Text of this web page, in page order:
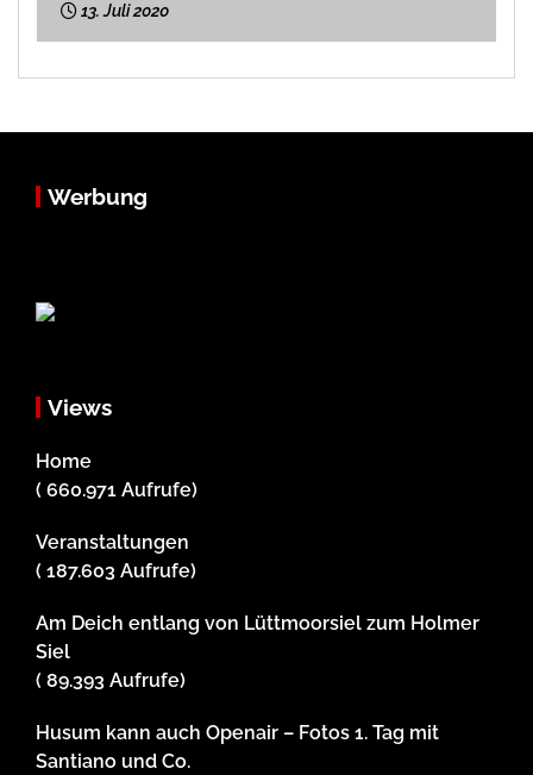
13. Juli 2020
Werbung
Views
Home
( 660.971 Aufrufe)
Veranstaltungen
( 187.603 Aufrufe)
Am Deich entlang von Lüttmoorsiel zum Holmer
Siel
( 89.393 Aufrufe)
Husum kann auch Openair – Fotos 1. Tag mit
Santiano und Co.